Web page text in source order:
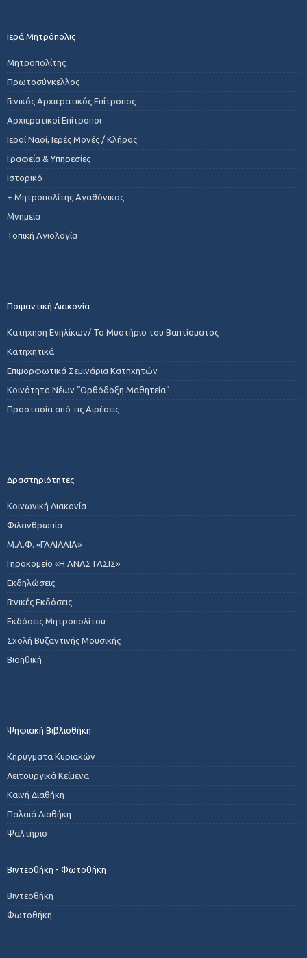
Ιερά Μητρόπολις
Μητροπολίτης
Πρωτοσύγκελλος
Γενικός Αρχιερατικός Επίτροπος
Αρχιερατικοί Επίτροποι
Ιεροί Ναοί, Ιερές Μονές / Κλήρος
Γραφεία & Υπηρεσίες
Ιστορικό
+ Μητροπολίτης Αγαθόνικος
Μνημεία
Τοπική Αγιολογία
Ποιμαντική Διακονία
Κατήχηση Ενηλίκων/ Το Μυστήριο του Βαπτίσματος
Κατηχητικά
Επιμορφωτικά Σεμινάρια Κατηχητών
Κοινότητα Νέων “Ορθόδοξη Μαθητεία”
Προστασία από τις Αιρέσεις
Δραστηριότητες
Κοινωνική Διακονία
Φιλανθρωπία
Μ.Α.Φ. «ΓΑΛΙΛΑΙΑ»
Γηροκομείο «Η ΑΝΑΣΤΑΣΙΣ»
Εκδηλώσεις
Γενικές Εκδόσεις
Εκδόσεις Μητροπολίτου
Σχολή Βυζαντινής Μουσικής
Βιοηθική
Ψηφιακή Βιβλιοθήκη
Κηρύγματα Κυριακών
Λειτουργικά Κείμενα
Καινή Διαθήκη
Παλαιά Διαθήκη
Ψαλτήριο
Βιντεοθήκη - Φωτοθήκη
Βιντεοθήκη
Φωτοθήκη